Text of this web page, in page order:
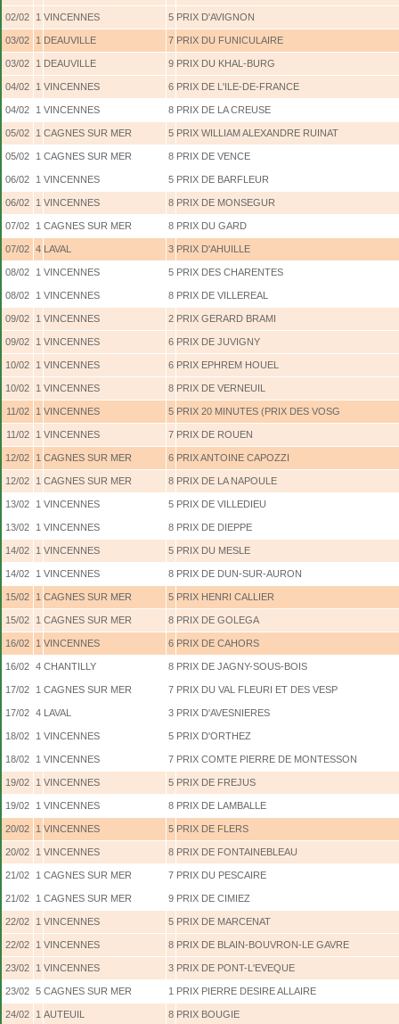
02/02 1 VINCENNES 5 PRIX D'AVIGNON
03/02 1 DEAUVILLE 7 PRIX DU FUNICULAIRE
03/02 1 DEAUVILLE 9 PRIX DU KHAL-BURG
04/02 1 VINCENNES 6 PRIX DE L'ILE-DE-FRANCE
04/02 1 VINCENNES 8 PRIX DE LA CREUSE
05/02 1 CAGNES SUR MER 5 PRIX WILLIAM ALEXANDRE RUINAT
05/02 1 CAGNES SUR MER 8 PRIX DE VENCE
06/02 1 VINCENNES 5 PRIX DE BARFLEUR
06/02 1 VINCENNES 8 PRIX DE MONSEGUR
07/02 1 CAGNES SUR MER 8 PRIX DU GARD
07/02 4 LAVAL 3 PRIX D'AHUILLE
08/02 1 VINCENNES 5 PRIX DES CHARENTES
08/02 1 VINCENNES 8 PRIX DE VILLEREAL
09/02 1 VINCENNES 2 PRIX GERARD BRAMI
09/02 1 VINCENNES 6 PRIX DE JUVIGNY
10/02 1 VINCENNES 6 PRIX EPHREM HOUEL
10/02 1 VINCENNES 8 PRIX DE VERNEUIL
11/02 1 VINCENNES 5 PRIX 20 MINUTES (PRIX DES VOSG
11/02 1 VINCENNES 7 PRIX DE ROUEN
12/02 1 CAGNES SUR MER 6 PRIX ANTOINE CAPOZZI
12/02 1 CAGNES SUR MER 8 PRIX DE LA NAPOULE
13/02 1 VINCENNES 5 PRIX DE VILLEDIEU
13/02 1 VINCENNES 8 PRIX DE DIEPPE
14/02 1 VINCENNES 5 PRIX DU MESLE
14/02 1 VINCENNES 8 PRIX DE DUN-SUR-AURON
15/02 1 CAGNES SUR MER 5 PRIX HENRI CALLIER
15/02 1 CAGNES SUR MER 8 PRIX DE GOLEGA
16/02 1 VINCENNES 6 PRIX DE CAHORS
16/02 4 CHANTILLY 8 PRIX DE JAGNY-SOUS-BOIS
17/02 1 CAGNES SUR MER 7 PRIX DU VAL FLEURI ET DES VESP
17/02 4 LAVAL 3 PRIX D'AVESNIERES
18/02 1 VINCENNES 5 PRIX D'ORTHEZ
18/02 1 VINCENNES 7 PRIX COMTE PIERRE DE MONTESSON
19/02 1 VINCENNES 5 PRIX DE FREJUS
19/02 1 VINCENNES 8 PRIX DE LAMBALLE
20/02 1 VINCENNES 5 PRIX DE FLERS
20/02 1 VINCENNES 8 PRIX DE FONTAINEBLEAU
21/02 1 CAGNES SUR MER 7 PRIX DU PESCAIRE
21/02 1 CAGNES SUR MER 9 PRIX DE CIMIEZ
22/02 1 VINCENNES 5 PRIX DE MARCENAT
22/02 1 VINCENNES 8 PRIX DE BLAIN-BOUVRON-LE GAVRE
23/02 1 VINCENNES 3 PRIX DE PONT-L'EVEQUE
23/02 5 CAGNES SUR MER 1 PRIX PIERRE DESIRE ALLAIRE
24/02 1 AUTEUIL 8 PRIX BOUGIE